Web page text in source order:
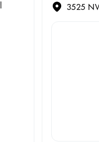
3525